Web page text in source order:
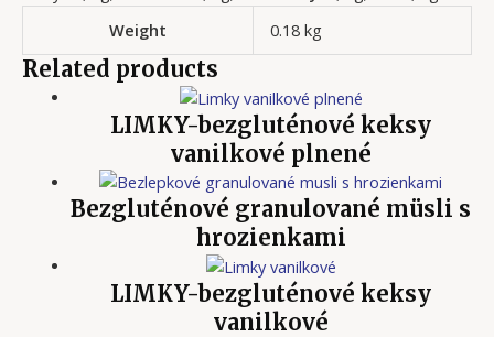
Weight
0.18 kg
Related products
LIMKY-bezgluténové keksy
vanilkové plnené
Bezgluténové granulované müsli s
hrozienkami
LIMKY-bezgluténové keksy
vanilkové